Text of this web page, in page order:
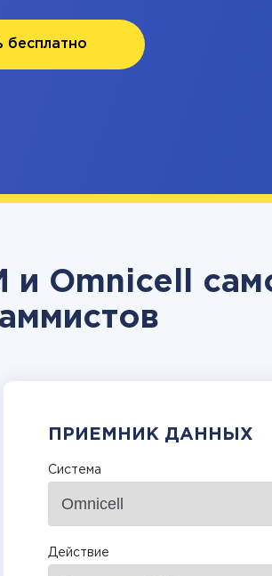
бесплатно
и Omnicell
ПРИЕМНИК ДАННЫХ
Система
Действие